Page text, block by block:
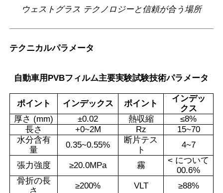
ウェストグラス テクノロジーと信頼が合う場所
テクニカルパラメータ
自動車用PVBフィルム主要実験試験技術パラメータ
ポイント インデックス ポイント
インデッ
クス
厚さ (mm)
±0.02 熱収縮 ≤8%
長さ
+0~2M Rz
15~70
水分含有
量
0.35~0.55%
断片テス
ト
4~7
張力強度 ≥20.0MPa 霧
< について
00.6%
骨折の長
さ
≥200% VLT ≥88%